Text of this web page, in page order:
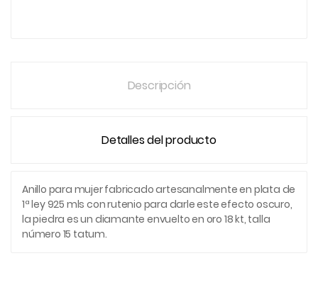
Descripción
Detalles del producto
Anillo para mujer fabricado artesanalmente en plata de
1ª ley 925 mls con rutenio para darle este efecto oscuro,
la piedra es un diamante envuelto en oro 18 kt, talla
número 15 tatum.